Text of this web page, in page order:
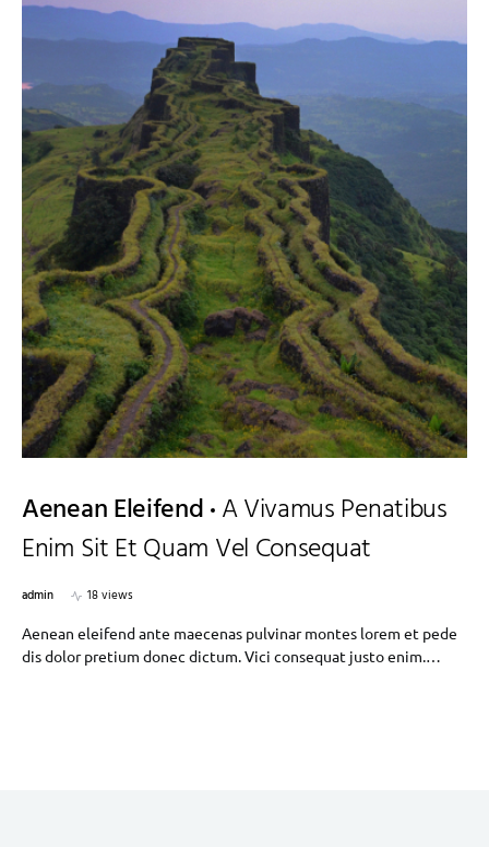
Aenean Eleifend A Vivamus Penatibus
Enim Sit Et Quam Vel Consequat
admin
18 views
Aenean eleifend ante maecenas pulvinar montes lorem et pede
dis dolor pretium donec dictum. Vici consequat justo enim.…